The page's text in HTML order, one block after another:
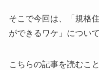
そこで今回は、「規格
ができるワケ」につい
こちらの記事を読むこ